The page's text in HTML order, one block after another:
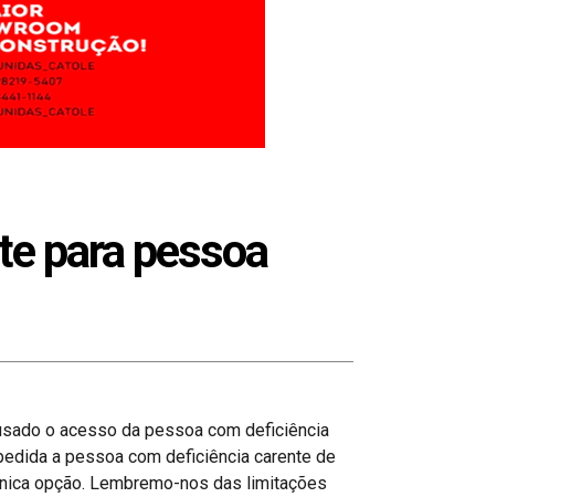
para pessoa
o acesso da pessoa com deficiência
a pessoa com deficiência carente de
opção. Lembremo-nos das limitações